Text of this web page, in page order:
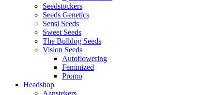
Seedstockers
Seeds Genetics
Sensi Seeds
Sweet Seeds
The Bulldog Seeds
Vision Seeds
Autoflowering
Feminized
Promo
Headshop